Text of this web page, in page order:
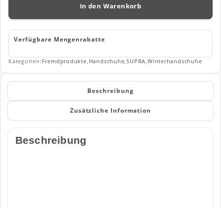
Menge
In den Warenkorb
Verfügbare Mengenrabatte
Kategorien: Fremdprodukte Handschuhe ,SUPRA Winterhandschuhe
Beschreibung
Zusätzliche Information
Beschreibung